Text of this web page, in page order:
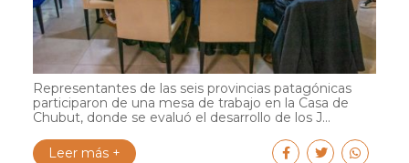
Representantes de las seis provincias patagónicas
participaron de una mesa de trabajo en la Casa de
Chubut, donde se evaluó el desarrollo de los J...
Leer más +